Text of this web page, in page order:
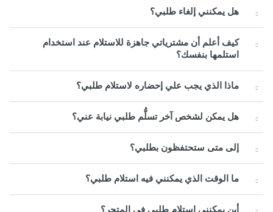
هل يمكنني إلغاء طلبي؟
كيف أعلم أن مشترياتي جاهزة للاستلام عند استخدام
استلمها بنفسك؟
ماذا الذي يجب علي إحضاره لاستلام طلبي؟
هل يمكن لشخص آخر تسلُّم طلبي نيابة عني؟
إلى متى ستحتفظون بطلبي؟
ما الوقت الذي يمكنني فيه استلام طلبي؟
أين يمكنني استلام طلبي في المتجر؟